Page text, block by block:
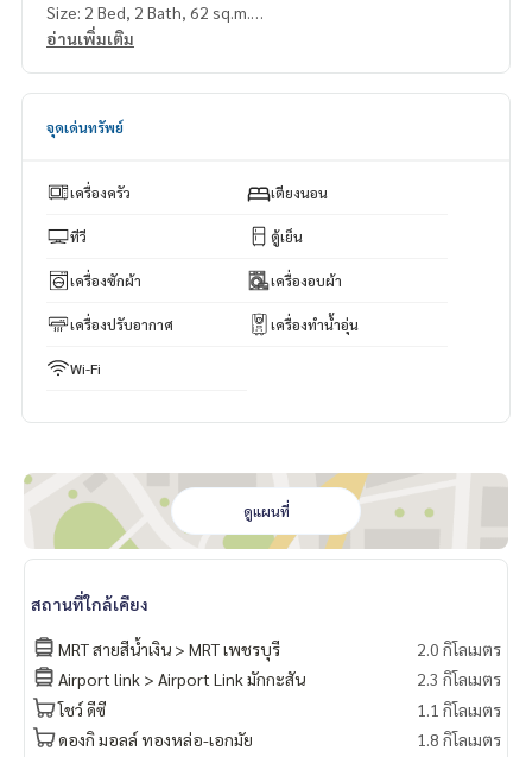
Size: 2 Bed, 2 Bath, 62 sq.m.
Rental Fee: 55,000 THB per month
อ่านเพิ่มเติม
จุดเด่นทรัพย์
เครื่องครัว เตียงนอน
ทีวี ตู้เย็น
เครื่องซักผ้า เครื่องอบผ้า
เครื่องปรับอากาศ เครื่องทำน้ำอุ่น
Wi-Fi
ดูแผนที่
สถานที่ใกล้เคียง
MRT สายสีน้ำเงิน > MRT เพชรบุรี
2.0 กิโลเมตร
Airport link > Airport Link มักกะสัน
2.3 กิโลเมตร
โชว์ ดีซี
1.1 กิโลเมตร
ดองกิ มอลล์ ทองหล่อ-เอกมัย
1.8 กิโลเมตร